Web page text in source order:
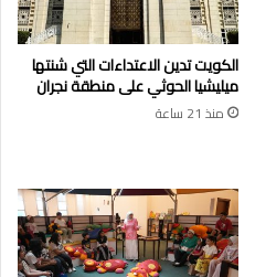
الكويت تدين الاعتداءات التي شنتها
ميليشيا الحوثي على منطقة نجران
منذ 21 ساعة